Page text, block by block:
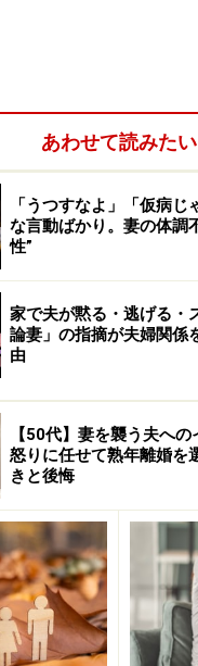
、将来の年金や介護
夫は60歳直前まで「
軸のズレです。
えられず、妻の中で
話の消失は単なる不仲
す。
ヒント
の老後を避けるべく
あわせて読みたい
「うつすなよ」「仮病
な言動ばかり。妻の体調
性”
家で夫が黙る・逃げる
論妻」の指摘が夫婦関係
由
【50代】妻を襲う夫へ
怒りに任せて熟年離婚を
きと後悔